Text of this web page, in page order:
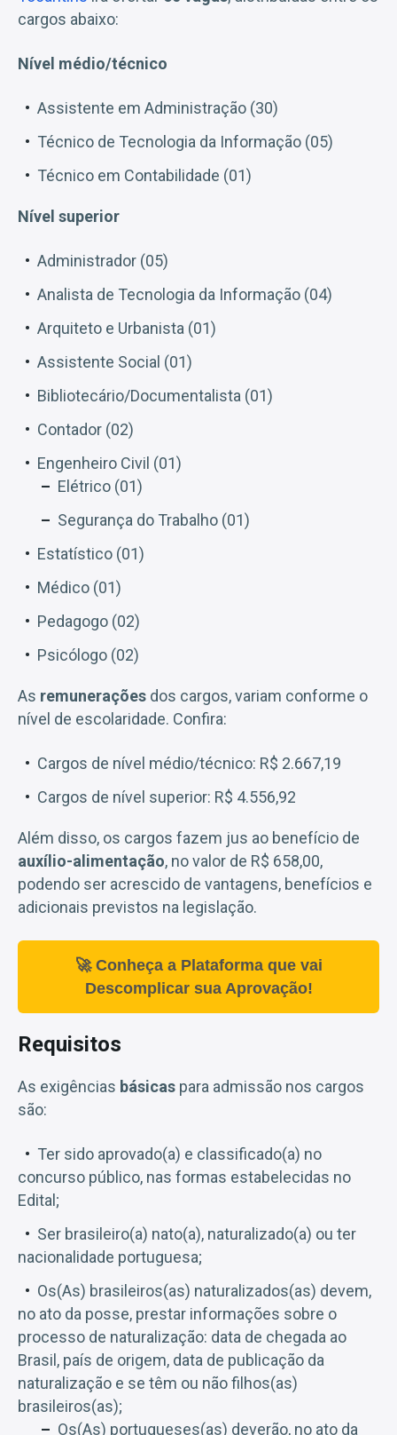
cargos abaixo:
Nível médio/técnico
Assistente em Administração (30)
Técnico de Tecnologia da Informação (05)
Técnico em Contabilidade (01)
Nível superior
Administrador (05)
Analista de Tecnologia da Informação (04)
Arquiteto e Urbanista (01)
Assistente Social (01)
Bibliotecário/Documentalista (01)
Contador (02)
Engenheiro Civil (01)
Elétrico (01)
Segurança do Trabalho (01)
Estatístico (01)
Médico (01)
Pedagogo (02)
Psicólogo (02)
As remunerações dos cargos, variam conforme o
nível de escolaridade. Confira:
Cargos de nível médio/técnico: R$ 2.667,19
Cargos de nível superior: R$ 4.556,92
Além disso, os cargos fazem jus ao benefício de
auxílio-alimentação, no valor de R$ 658,00,
podendo ser acrescido de vantagens, benefícios e
adicionais previstos na legislação.
🚀 Conheça a Plataforma que vai
Descomplicar sua Aprovação!
Requisitos
As exigências básicas para admissão nos cargos
são:
Ter sido aprovado(a) e classificado(a) no
concurso público, nas formas estabelecidas no
Edital;
Ser brasileiro(a) nato(a), naturalizado(a) ou ter
nacionalidade portuguesa;
Os(As) brasileiros(as) naturalizados(as) devem,
no ato da posse, prestar informações sobre o
processo de naturalização: data de chegada ao
Brasil, país de origem, data de publicação da
naturalização e se têm ou não filhos(as)
brasileiros(as);
Os(As) portugueses(as) deverão, no ato da